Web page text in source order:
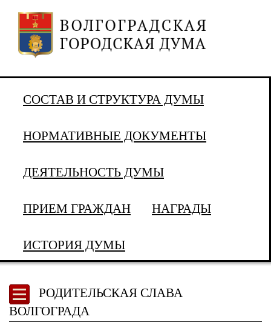
СОСТАВ И СТРУКТУРА ДУМЫ
НОРМАТИВНЫЕ ДОКУМЕНТЫ
ДЕЯТЕЛЬНОСТЬ ДУМЫ
ПРИЕМ ГРАЖДАН НАГРАДЫ
ИСТОРИЯ ДУМЫ
РОДИТЕЛЬСКАЯ СЛАВА
ВОЛГОГРАДА